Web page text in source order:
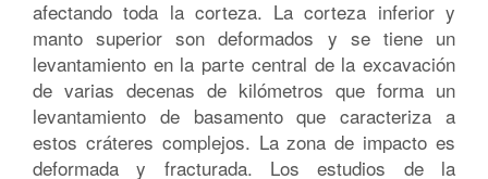
afectando toda la corteza. La corteza inferior y
manto superior son deformados y se tiene un
levantamiento en la parte central de la excavación
de varias decenas de kilómetros que forma un
levantamiento de basamento que caracteriza a
estos cráteres complejos. La zona de impacto es
deformada y fracturada. Los estudios de la